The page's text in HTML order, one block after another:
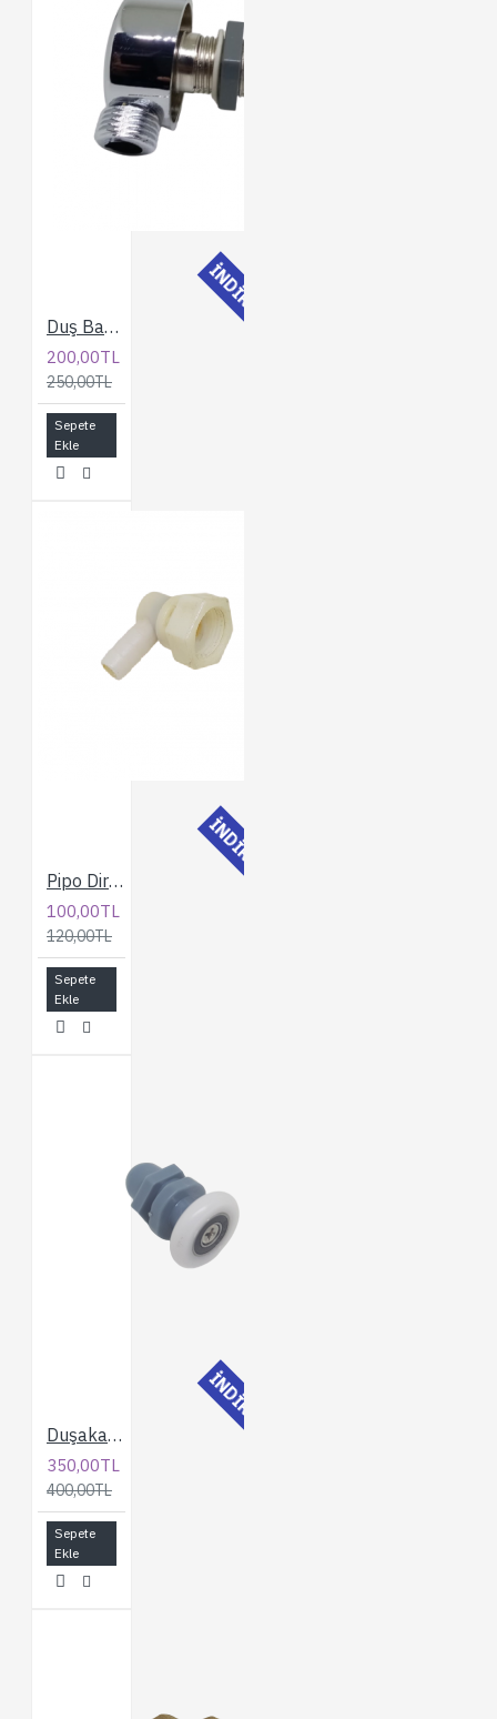
İNDİRİMLİ
Duş Bağlantı Dirseği
200,00TL
250,00TL
Sepete
Ekle
İNDİRİMLİ
Pipo Dirsek
100,00TL
120,00TL
Sepete
Ekle
İNDİRİMLİ
Duşakabin 25 mm. Gri Eksantrik Rulman
350,00TL
400,00TL
Sepete
Ekle